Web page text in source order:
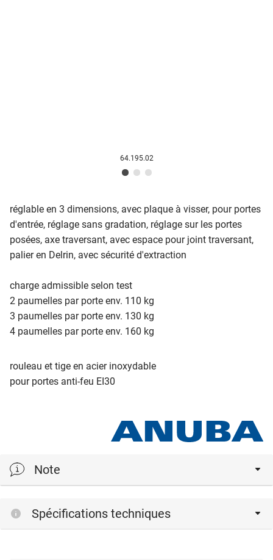
64.195.02
réglable en 3 dimensions, avec plaque à visser, pour portes
d'entrée, réglage sans gradation, réglage sur les portes
posées, axe traversant, avec espace pour joint traversant,
palier en Delrin, avec sécurité d'extraction
charge admissible selon test
2 paumelles par porte env. 110 kg
3 paumelles par porte env. 130 kg
4 paumelles par porte env. 160 kg
rouleau et tige en acier inoxydable
pour portes anti-feu EI30
Note
vis de fixation
HF
vis de blocage pour réglage en hauteur
Spécifications techniques